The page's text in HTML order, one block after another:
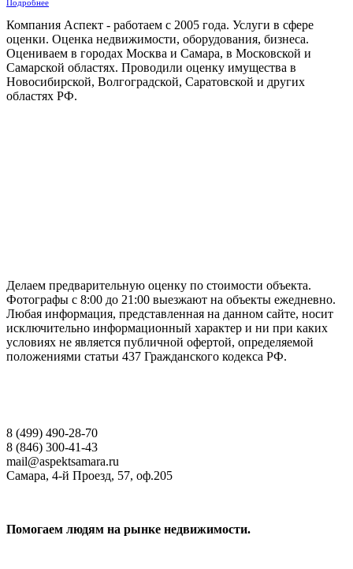
Подробнее
Компания Аспект - работаем с 2005 года. Услуги в сфере
оценки. Оценка недвижимости, оборудования, бизнеса.
Оцениваем в городах Москва и Самара, в Московской и
Самарской областях. Проводили оценку имущества в
Новосибирской, Волгоградской, Саратовской и других
областях РФ.
Делаем предварительную оценку по стоимости объекта.
Фотографы с 8:00 до 21:00 выезжают на объекты ежедневно.
Любая информация, представленная на данном сайте, носит
исключительно информационный характер и ни при каких
условиях не является публичной офертой, определяемой
положениями статьи 437 Гражданского кодекса РФ.
8 (499) 490-28-70
8 (846) 300-41-43
mail@aspektsamara.ru
Самара, 4-й Проезд, 57, оф.205
Помогаем людям на рынке недвижимости.